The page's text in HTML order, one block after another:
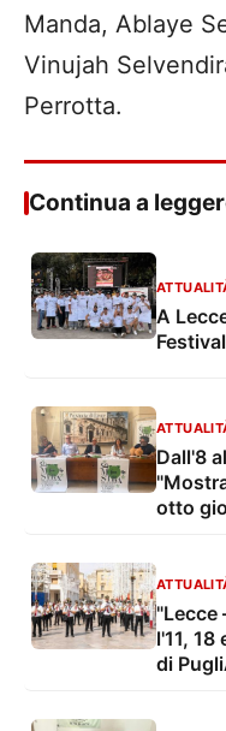
Manda, Ablaye
Vinujah
Perrotta.
Continua a
A
Dall'8
otto
"Lecce
l'11,
di